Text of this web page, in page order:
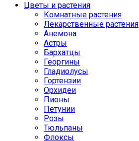
Цветы и растения
Комнатные растения
Лекарственные растения
Анемона
Астры
Бархатцы
Георгины
Гладиолусы
Гортензии
Орхидеи
Пионы
Петунии
Розы
Тюльпаны
Флоксы